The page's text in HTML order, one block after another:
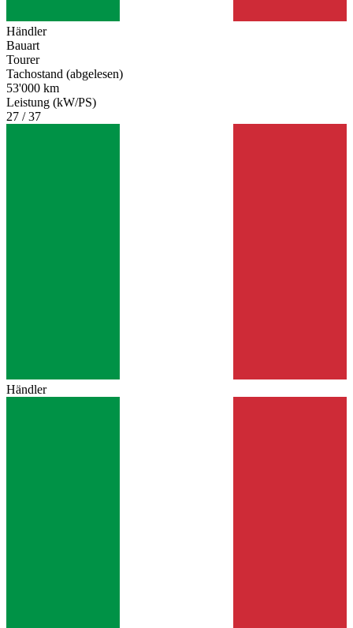
Händler
Bauart
Tourer
Tachostand (abgelesen)
53'000 km
Leistung (kW/PS)
27 / 37
Händler